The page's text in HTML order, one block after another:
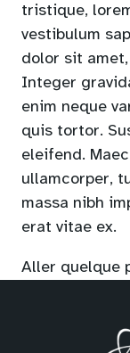
tristique,
vestibulum
dolor sit
Integer
enim neque
quis tortor.
eleifend.
ullamcorper,
massa nibh
erat vitae ex.
Aller quelque